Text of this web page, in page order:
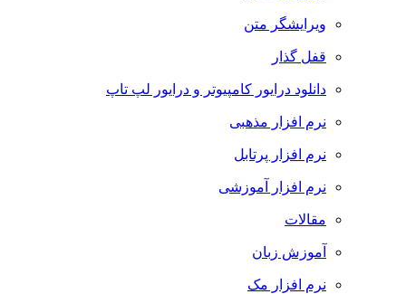
ویرایشگر متن
قفل گذار
دانلود درایور کامپیوتر و درایور لپ تاپ
نرم افزار مذهبی
نرم افزار پرتابل
نرم افزار آموزشی
مقالات
آموزش زبان
نرم افزار مک